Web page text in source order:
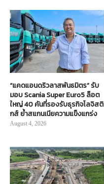
“แคดแอนดริวลาสพันธมิตร” รับ
มอบ Scania Super Euro5 ล็อต
ใหญ่ 40 คันที่รองรับธุรกิจโลจิสติ
กส์ ย้ำสแกนเนียความแข็งแกร่ง
August 4, 2026